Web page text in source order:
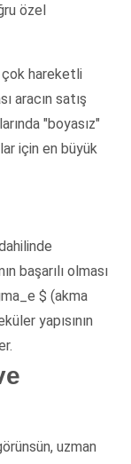
özel
çok hareketli
aracın satış
"boyasız"
için en büyük
başarılı olması
$ (akma
yapısının
uzman